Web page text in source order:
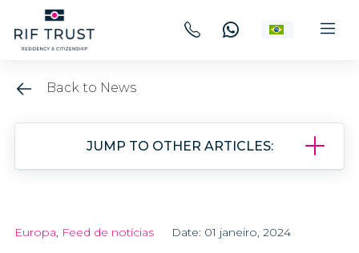
Back to News
JUMP TO OTHER ARTICLES:
Europa, Feed de notícias Date: 01 janeiro, 2024